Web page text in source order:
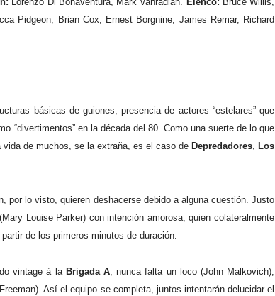
Pidgeon, Brian Cox, Ernest Borgnine, James Remar, Richard
básicas de guiones, presencia de actores “estelares” que
“divertimentos” en la década del 80. Como una suerte de lo que
de muchos, se la extraña, es el caso de Depredadores
Los
por lo visto, quieren deshacerse debido a alguna cuestión. Justo
Louise Parker) con intención amorosa, quien colateralmente
de los primeros minutos de duración.
vintage à la Brigada A, nunca falta un loco (John Malkovich),
Así el equipo se completa, juntos intentarán delucidar el